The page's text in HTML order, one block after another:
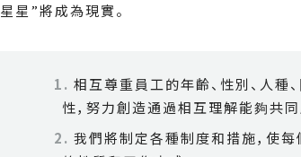
星星”將成為現實。
相互尊重員工的年齡、性別、人種
性，努力創造通過相互理解能夠共同
我們將制定各種制度和措施，使